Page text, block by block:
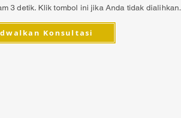
3 detik. Klik tombol ini jika Anda tidak dialihkan.
Konsultasi